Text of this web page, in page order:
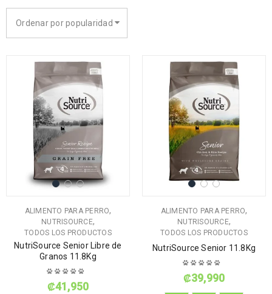
Ordenar por popularidad
ALIMENTO PARA PERRO,
NUTRISOURCE,
TODOS LOS PRODUCTOS
NutriSource Senior Libre de
Granos 11.8Kg
₡41,950
ALIMENTO PARA PERRO,
NUTRISOURCE,
TODOS LOS PRODUCTOS
NutriSource Senior 11.8Kg
₡39,990